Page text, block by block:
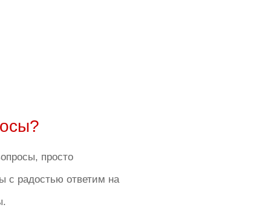
просто
с радостью ответим на